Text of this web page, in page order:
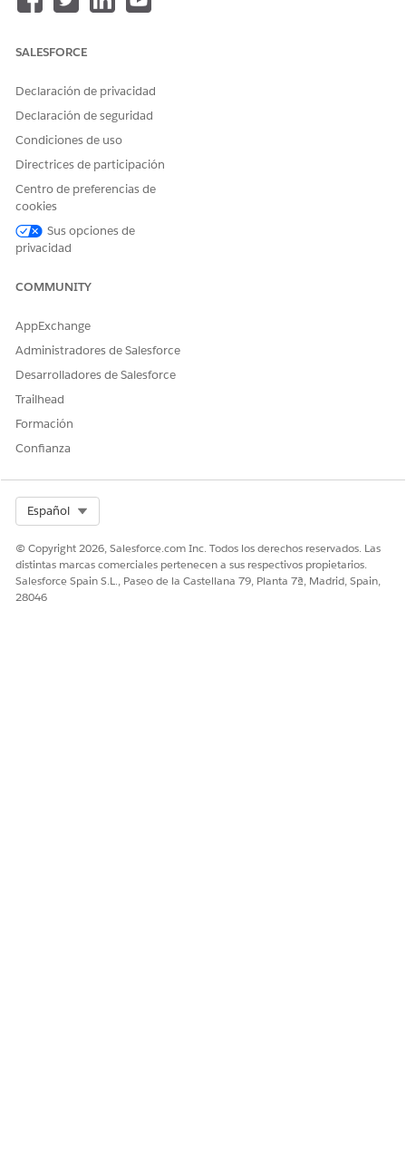
integration whose enabled instance you want to delete.
¡Háganos saber cómo podemos mejorar!
SALESFORCE
Declaración de privacidad
Declaración de seguridad
Condiciones de uso
Directrices de participación
Centro de preferencias de
cookies
Sus opciones de
privacidad
COMMUNITY
AppExchange
Administradores de Salesforce
Desarrolladores de Salesforce
Trailhead
Formación
Confianza
Español
© Copyright 2026, Salesforce.com Inc. Todos los derechos reservados. Las
distintas marcas comerciales pertenecen a sus respectivos propietarios.
Salesforce Spain S.L., Paseo de la Castellana 79, Planta 7ª, Madrid, Spain,
28046